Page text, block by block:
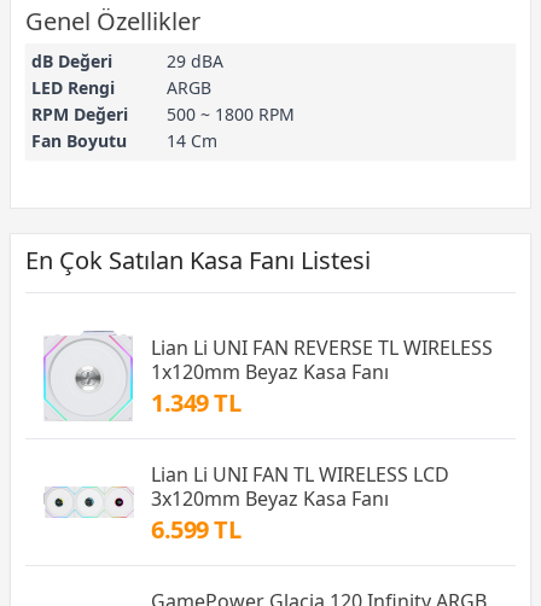
Genel Özellikler
dB Değeri
29 dBA
LED Rengi
ARGB
RPM Değeri
500 ~ 1800 RPM
Fan Boyutu
14 Cm
En Çok Satılan Kasa Fanı Listesi
Lian Li UNI FAN REVERSE TL WIRELESS
1x120mm Beyaz Kasa Fanı
1.349 TL
Lian Li UNI FAN TL WIRELESS LCD
3x120mm Beyaz Kasa Fanı
6.599 TL